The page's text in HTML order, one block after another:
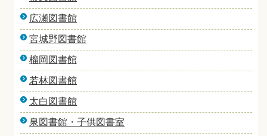
広瀬図書館
宮城野図書館
榴岡図書館
若林図書館
太白図書館
泉図書館・子供図書室